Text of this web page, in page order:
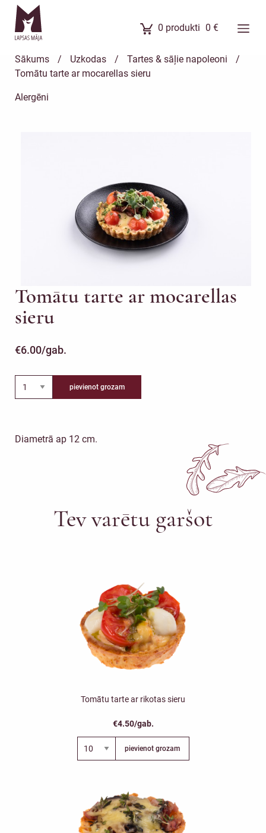
0 produkti 0 €
Ēdienkarte
Sākums / Uzkodas / Tartes & sāļie napoleoni
/
Tomātu tarte ar mocarellas sieru
Alergēni
Tomātu tarte ar mocarellas
sieru
€6.00/gab.
pievienot grozam
Diametrā ap 12 cm.
Tev varētu garšot
Tomātu tarte ar rikotas sieru
€4.50/gab.
pievienot grozam